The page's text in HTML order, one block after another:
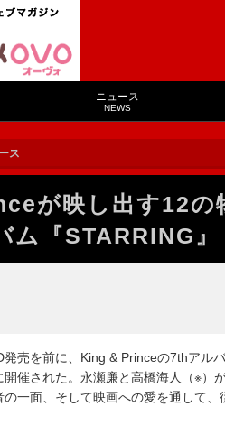
ニュース
NEWS
ス
が映し出す12の
ム『STARRING』
売を前に、King & Princeの7thアル
催された。永瀬廉と高橋海人（※）
一面、そして映画への愛を通して